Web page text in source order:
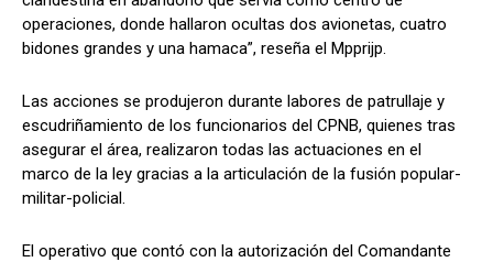
operaciones, donde hallaron ocultas dos avionetas, cuatro
bidones grandes y una hamaca”, reseña el Mpprijp.
Las acciones se produjeron durante labores de patrullaje y
escudriñamiento de los funcionarios del CPNB, quienes tras
asegurar el área, realizaron todas las actuaciones en el
marco de la ley gracias a la articulación de la fusión popular-
militar-policial.
El operativo que contó con la autorización del Comandante